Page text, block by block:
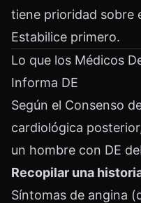
tiene prioridad sobre
Estabilice primero.
Lo que los Médicos
Informa DE
Según el Consenso
cardiológica
un hombre con DE
Recopilar una
Síntomas de angina